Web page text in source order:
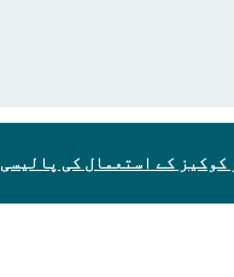
کوکیز کے استعمال کی پالیسی